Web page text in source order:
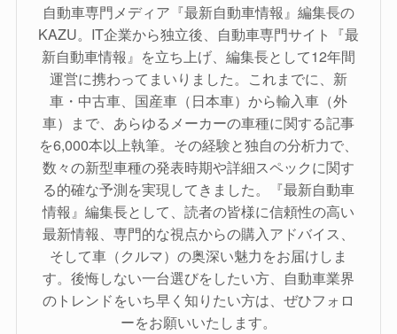
自動車専門メディア『最新自動車情報』編集長の
KAZU。IT企業から独立後、自動車専門サイト『最
新自動車情報』を立ち上げ、編集長として12年間
運営に携わってまいりました。これまでに、新
車・中古車、国産車（日本車）から輸入車（外
車）まで、あらゆるメーカーの車種に関する記事
を6,000本以上執筆。その経験と独自の分析力で、
数々の新型車種の発表時期や詳細スペックに関す
る的確な予測を実現してきました。『最新自動車
情報』編集長として、読者の皆様に信頼性の高い
最新情報、専門的な視点からの購入アドバイス、
そして車（クルマ）の奥深い魅力をお届けしま
す。後悔しない一台選びをしたい方、自動車業界
のトレンドをいち早く知りたい方は、ぜひフォロ
ーをお願いいたします。